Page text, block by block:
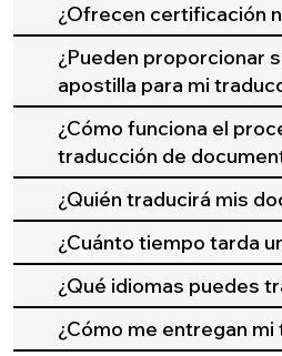
¿Ofrecen certificación
¿Pueden proporcionar
apostilla para mi
¿Cómo funciona el
traducción de
¿Quién traducirá mis
¿Cuánto tiempo tarda
¿Qué idiomas puedes
¿Cómo me entregan